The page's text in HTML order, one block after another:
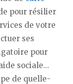
pour résilier
de votre
ses
pour
sociale...
de quelle-